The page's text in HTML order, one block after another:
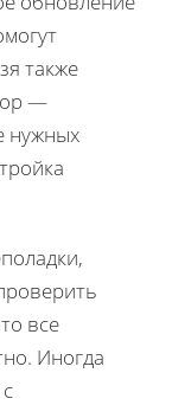
также
—
нужных
все
Иногда